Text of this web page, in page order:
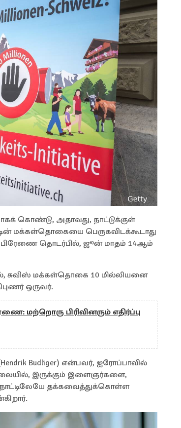
கொண்டு, அதாவது, நாட்டுக்குள்
மக்கள்தொகையை பெருகவிடக்கூடாது
தொடர்பில், ஜூன் மாதம் 14ஆம்
சுவிஸ் மக்கள்தொகை 10 மில்லியனை
ஒருவர்.
மற்றொரு பிரிவினரும் எதிர்ப்பு
Budliger) என்பவர், ஐரோப்பாவில்
இருக்கும் இளைஞர்களை,
தக்கவைத்துக்கொள்ள